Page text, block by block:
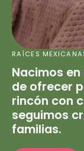
RAÍCES
Nacimos en
de ofrecer
rincón con
seguimos
familias.